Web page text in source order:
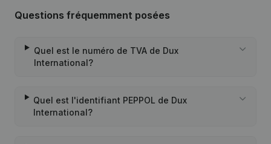
Questions fréquemment posées
Quel est le numéro de TVA de Dux
International?
Quel est l'identifiant PEPPOL de Dux
International?